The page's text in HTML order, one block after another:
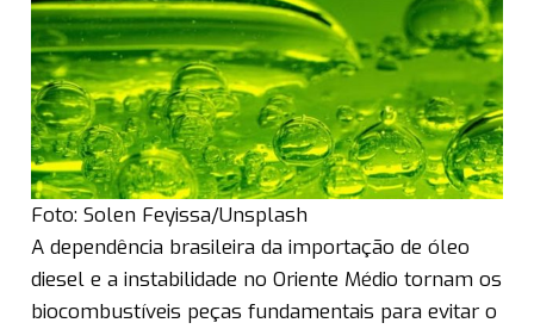
Foto: Solen Feyissa/Unsplash
A dependência brasileira da importação de óleo
diesel e a instabilidade no Oriente Médio tornam os
biocombustíveis peças fundamentais para evitar o